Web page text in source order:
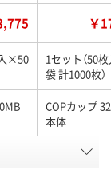
￥
×50
1セット（50
袋 計1000枚）
COPカップ
本体
P385206